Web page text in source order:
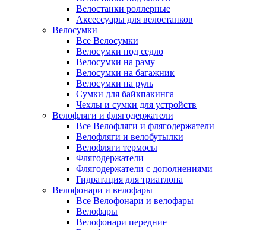
Велостанки роллерные
Аксессуары для велостанков
Велосумки
Все Велосумки
Велосумки под седло
Велосумки на раму
Велосумки на багажник
Велосумки на руль
Сумки для байкпакинга
Чехлы и сумки для устройств
Велофляги и флягодержатели
Все Велофляги и флягодержатели
Велофляги и велобутылки
Велофляги термосы
Флягодержатели
Флягодержатели с дополнениями
Гидратация для триатлона
Велофонари и велофары
Все Велофонари и велофары
Велофары
Велофонари передние